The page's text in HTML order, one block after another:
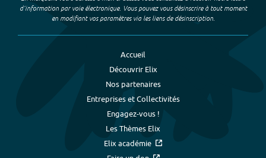
d’information par voie électronique. Vous pouvez vous désinscrire à tout moment
en modifiant vos paramètres via les liens de désinscription.
Accueil
Découvrir Elix
Nos partenaires
Entreprises et Collectivités
Engagez-vous !
Les Thèmes Elix
Elix académie